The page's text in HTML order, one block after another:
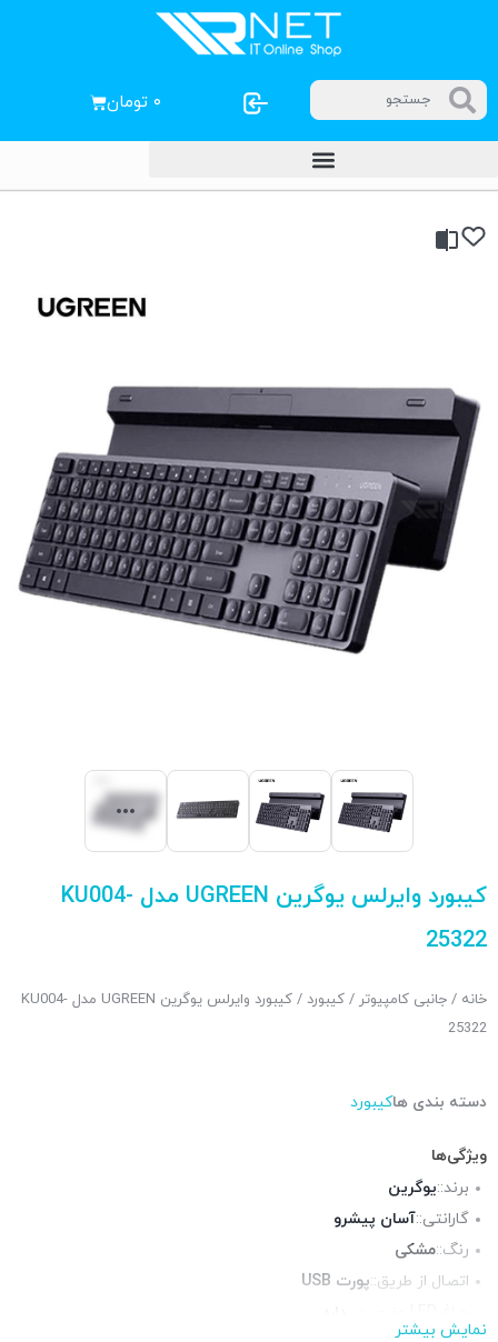
۰ تومان
کیبورد وایرلس یوگرین UGREEN مدل KU004-
25322
خانه / جانبی کامپیوتر / کیبورد
/ کیبورد وایرلس یوگرین UGREEN مدل KU004-
25322
دسته بندی هاکیبورد
ویژگی‌ها
برند::یوگرین
گارانتی::آسان پیشرو
رنگ::مشکی
اتصال از طریق::پورت USB
نمایش بیشتر